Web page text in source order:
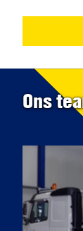
Ons